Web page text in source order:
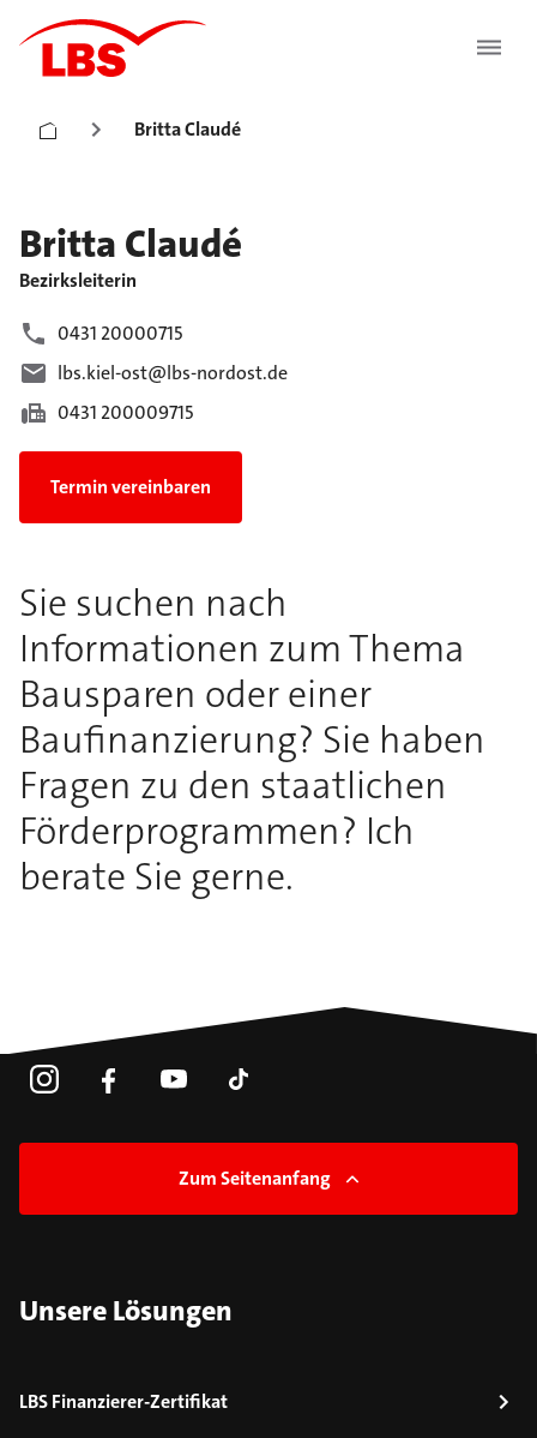
Britta Claudé
Britta Claudé
Bezirksleiterin
0431 20000715
lbs.kiel-ost@lbs-nordost.de
0431 200009715
Termin vereinbaren
Sie suchen nach
Informationen zum Thema
Bausparen oder einer
Baufinanzierung? Sie haben
Fragen zu den staatlichen
Förderprogrammen? Ich
berate Sie gerne.
Zum Seitenanfang
Unsere Lösungen
LBS Finanzierer-Zertifikat